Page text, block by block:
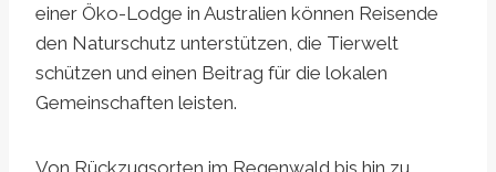
einer Öko-Lodge in Australien können Reisende
den Naturschutz unterstützen, die Tierwelt
schützen und einen Beitrag für die lokalen
Gemeinschaften leisten.
Von Rückzugsorten im Regenwald bis hin zu